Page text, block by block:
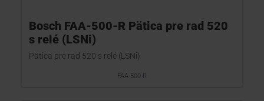
Bosch FAA-500-R Pätica pre rad 520
s relé (LSNi)
Pätica pre rad 520 s relé (LSNi)
FAA-500-R